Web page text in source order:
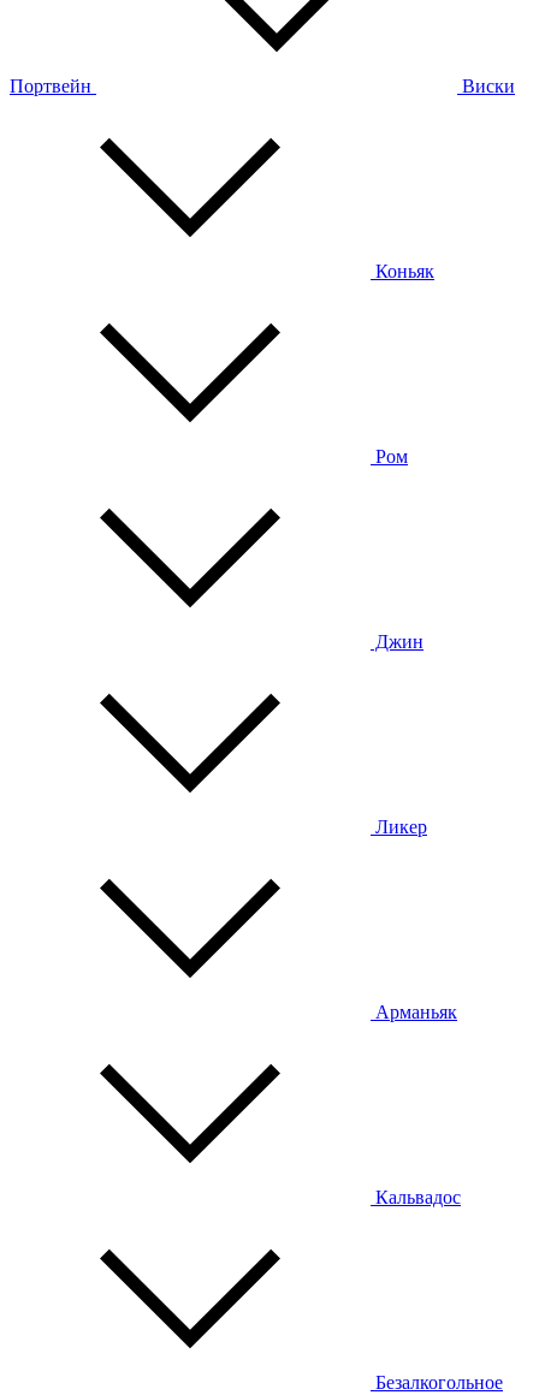
Портвейн Виски
Коньяк
Ром
Джин
Ликер
Арманьяк
Кальвадос
Безалкогольное